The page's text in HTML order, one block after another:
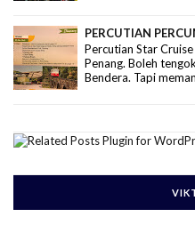
PERCUTIAN
Percutian Star
Penang. Boleh
Bendera. Tapi